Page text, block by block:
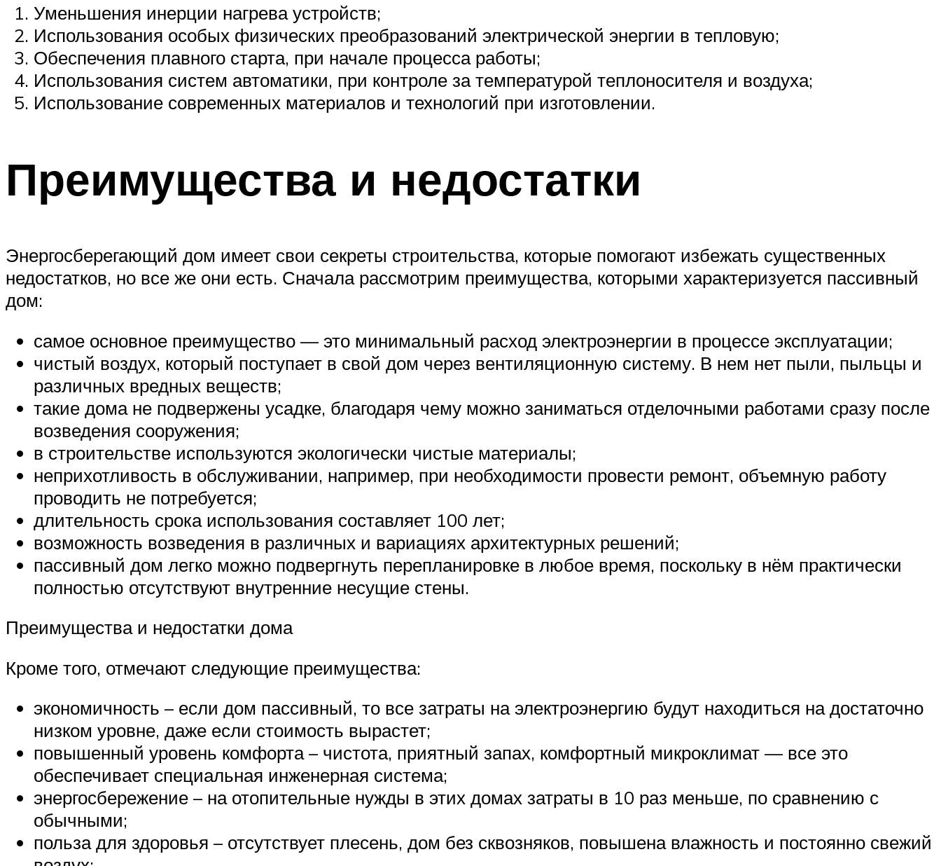
Уменьшения инерции нагрева устройств;
Использования особых физических преобразований электрической энергии в тепловую;
Обеспечения плавного старта, при начале процесса работы;
Использования систем автоматики, при контроле за температурой теплоносителя и воздуха;
Использование современных материалов и технологий при изготовлении.
Преимущества и недостатки
Энергосберегающий дом имеет свои секреты строительства, которые помогают избежать существенных
недостатков, но все же они есть. Сначала рассмотрим преимущества, которыми характеризуется пассивный
дом:
самое основное преимущество — это минимальный расход электроэнергии в процессе эксплуатации;
чистый воздух, который поступает в свой дом через вентиляционную систему. В нем нет пыли, пыльцы и
различных вредных веществ;
такие дома не подвержены усадке, благодаря чему можно заниматься отделочными работами сразу после
возведения сооружения;
в строительстве используются экологически чистые материалы;
неприхотливость в обслуживании, например, при необходимости провести ремонт, объемную работу
проводить не потребуется;
длительность срока использования составляет 100 лет;
возможность возведения в различных и вариациях архитектурных решений;
пассивный дом легко можно подвергнуть перепланировке в любое время, поскольку в нём практически
полностью отсутствуют внутренние несущие стены.
Преимущества и недостатки дома
Кроме того, отмечают следующие преимущества:
экономичность – если дом пассивный, то все затраты на электроэнергию будут находиться на достаточно
низком уровне, даже если стоимость вырастет;
повышенный уровень комфорта – чистота, приятный запах, комфортный микроклимат — все это
обеспечивает специальная инженерная система;
энергосбережение – на отопительные нужды в этих домах затраты в 10 раз меньше, по сравнению с
обычными;
польза для здоровья – отсутствует плесень, дом без сквозняков, повышена влажность и постоянно свежий